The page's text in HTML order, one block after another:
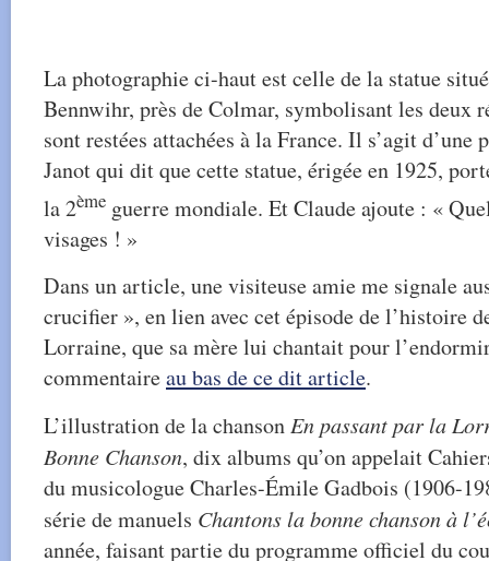
La photographie ci-haut est celle de la statue
Bennwihr, près de Colmar, symbolisant les deux
sont restées attachées à la France. Il s’agit d’une
Janot qui dit que cette statue, érigée en 1925,
la 2ème guerre mondiale. Et Claude ajoute : «
visages ! »
Dans un article, une visiteuse amie me signale
crucifier », en lien avec cet épisode de l’histoire
Lorraine, que sa mère lui chantait pour
commentaireau bas de ce dit article.
L’illustration de la chanson En passant par la
Bonne Chanson, dix albums qu’on appelait
du musicologue Charles-Émile Gadbois (1906-
série de manuels Chantons la bonne chanson à
année, faisant partie du programme officiel du